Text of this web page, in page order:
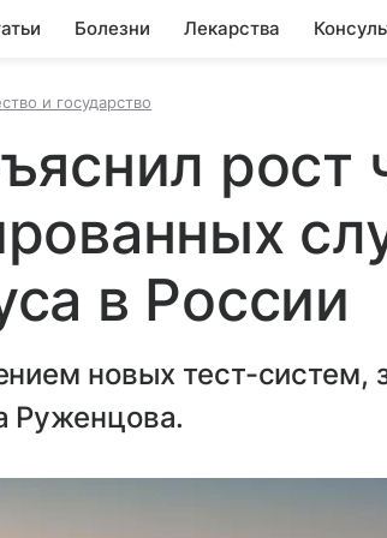
Болезни Лекарства
и государство
рост
в России
новых тест-систем,
Руженцова.